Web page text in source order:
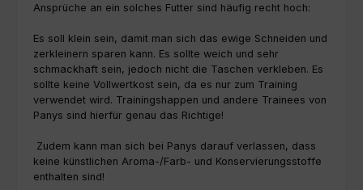
Ansprüche an ein solches Futter sind häufig recht hoch:
Es soll klein sein, damit man sich das ewige Schneiden und
zerkleinern sparen kann. Es sollte weich und sehr
schmackhaft sein, jedoch nicht die Taschen verkleben. Es
sollte keine Vollwertkost sein, da es nur zum Training
verwendet wird. Trainingshappen und andere Trainees von
Panys sind hierfür genau das Richtige!
Zudem kann man sich bei Panys darauf verlassen, dass
keine künstlichen Aroma-/Farb- und Konservierungsstoffe
enthalten sind!